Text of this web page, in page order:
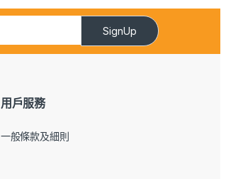
SignUp
用戶服務
一般條款及細則